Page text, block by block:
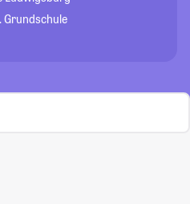
Grundschule